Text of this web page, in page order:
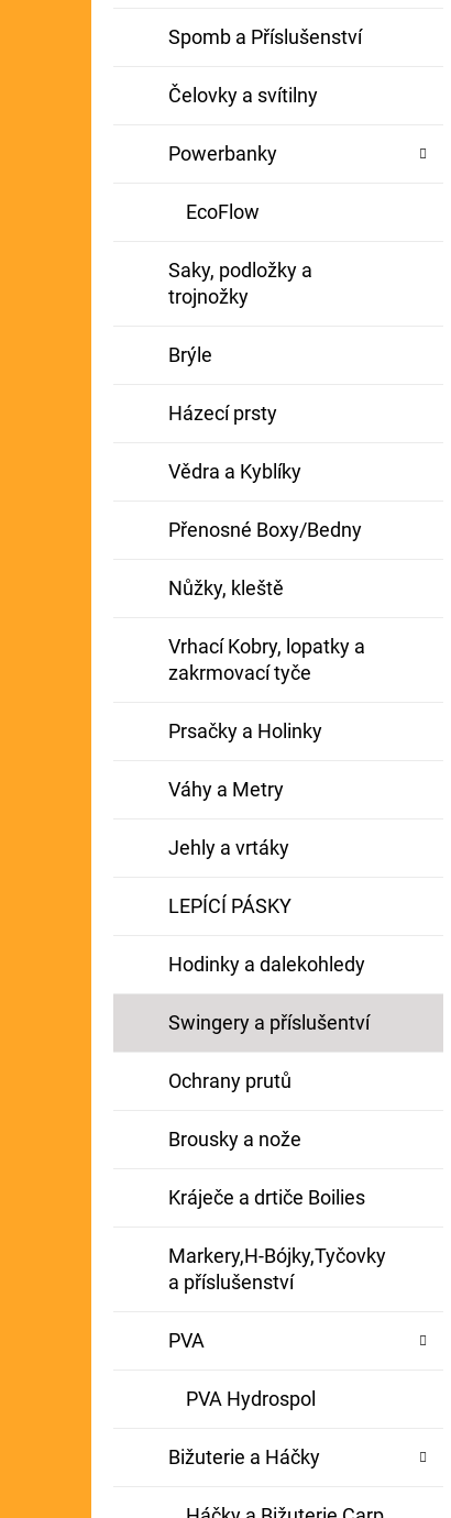
Spomb a Příslušenství
Čelovky a svítilny
Powerbanky
EcoFlow
Saky, podložky a
trojnožky
Brýle
Házecí prsty
Vědra a Kyblíky
Přenosné Boxy/Bedny
Nůžky, kleště
Vrhací Kobry, lopatky a
zakrmovací tyče
Prsačky a Holinky
Váhy a Metry
Jehly a vrtáky
LEPÍCÍ PÁSKY
Hodinky a dalekohledy
Swingery a příslušentví
Ochrany prutů
Brousky a nože
Kráječe a drtiče Boilies
Markery,H-Bójky,Tyčovky
a příslušenství
PVA
PVA Hydrospol
Bižuterie a Háčky